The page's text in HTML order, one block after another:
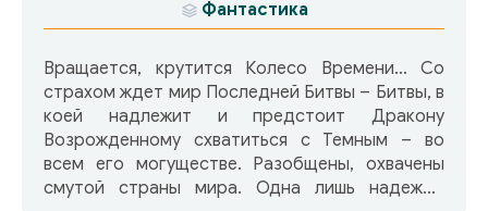
Фантастика
Вращается, крутится Колесо Времени… Со
страхом ждет мир Последней Битвы – Битвы, в
коей надлежит и предстоит Дракону
Возрожденному схватиться с Темным – во
всем его могуществе. Разобщены, охвачены
смутой страны мира. Одна лишь надежда